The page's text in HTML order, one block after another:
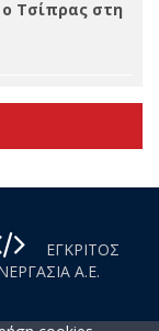
Τρικάλων
Pyli
Τσίπρας στη